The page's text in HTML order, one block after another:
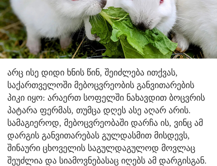
არც ისე დიდი ხნის წინ, შეიძლება ითქვას,
საქართველოში მებოცვრეობის განვითარების
პიკი იყო: არაერთ სოფელში ნახავდით ბოცვრის
პატარა ფერმას, თუმცა დღეს ასე აღარ არის.
სამაგიეროდ, მებოცვრეობაში დარჩა ის, ვინც ამ
დარგის განვითარებას გულდასმით მისდევს,
შინაური ცხოველის საგულდაგულოდ მოვლაც
შეუძლია და სიამოვნებასაც იღებს ამ დარგისგან.